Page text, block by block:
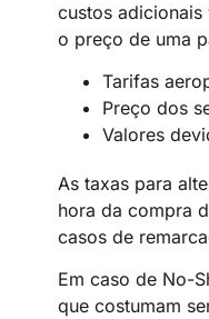
custos
o preço de uma
Tarifas
Preço dos
Valores
As taxas para
hora da compra
casos de
Em caso de No-
que costumam